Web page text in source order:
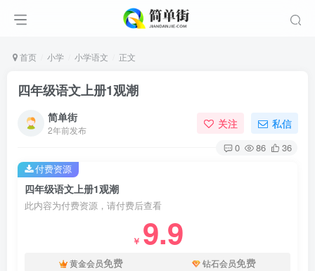
首页 小学 小学语文 正文
四年级语文上册1观潮
简单街
2年前发布 关注 私信
0 86 36
四年级语文上册1观潮
此内容为付费资源，请付费后查看
￥ 9.9
黄金会员免费 钻石会员免费
付费资源